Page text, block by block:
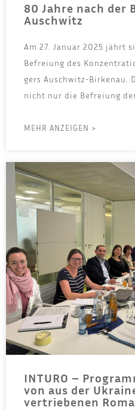
80 Jahre nach der
Auschwitz
Am 27. Janu­ar 2025 jährt
Befrei­ung des
gers Ausch­witz-Bir­ken­au.
nicht nur die Befrei­ung
MEHR ANZEIGEN >
INTURO –
von aus der
vertriebenen Roma